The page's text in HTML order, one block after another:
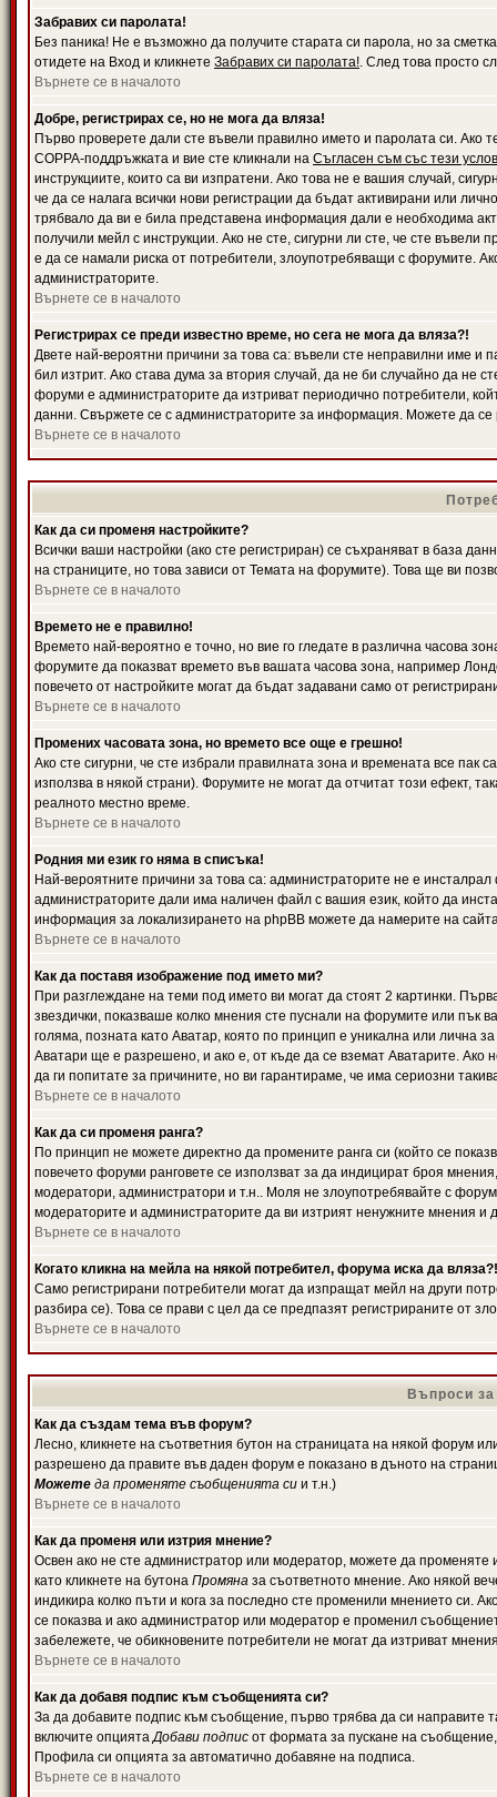
Забравих си паролата!
Без паника! Не е възможно да получите старата си парола, но за
отидете на Вход и кликнете Забравих си паролата!. След това просто
Върнете се в началото
Добре, регистрирах се, но не мога да вляза!
Първо проверете дали сте въвели правилно името и паролата си. Ако
COPPA-поддръжката и вие сте кликнали на Съгласен съм със тези
инструкциите, които са ви изпратени. Ако това не е вашия случай,
че да се налага всички нови регистрации да бъдат активирани или
трябвало да ви е била представена информация дали е необходима
получили мейл с инструкции. Ако не сте, сигурни ли сте, че сте
е да се намали риска от потребители, злоупотребяващи с форумите.
администраторите.
Върнете се в началото
Регистрирах се преди известно време, но сега не мога да вляза?!
Двете най-вероятни причини за това са: въвели сте неправилни име и
бил изтрит. Ако става дума за втория случай, да не би случайно да
форуми е администраторите да изтриват периодично потребители,
данни. Свържете се с администраторите за информация. Можете да се
Върнете се в началото
Как да си променя настройките?
Всички ваши настройки (ако сте регистриран) се съхраняват в база
на страниците, но това зависи от Темата на форумите). Това ще ви
Върнете се в началото
Времето не е правилно!
Времето най-вероятно е точно, но вие го гледате в различна часова
форумите да показват времето във вашата часова зона, например
повечето от настройките могат да бъдат задавани само от
Върнете се в началото
Промених часовата зона, но времето все още е грешно!
Ако сте сигурни, че сте избрали правилната зона и времената все
използва в някой страни). Форумите не могат да отчитат този ефект,
реалното местно време.
Върнете се в началото
Родния ми език го няма в списъка!
Най-вероятните причини за това са: администраторите не е
администраторите дали има наличен файл с вашия език, който да
информация за локализирането на phpBB можете да намерите на
Върнете се в началото
Как да поставя изображение под името ми?
При разглеждане на теми под името ви могат да стоят 2 картинки.
звездички, показваше колко мнения сте пуснали на форумите или пък
голяма, позната като Аватар, която по принцип е уникална или лична
Аватари ще е разрешено, и ако е, от къде да се вземат Аватарите.
да ги попитате за причините, но ви гарантираме, че има сериозни
Върнете се в началото
Как да си променя ранга?
По принцип не можете директно да промените ранга си (който се
повечето форуми ранговете се използват за да индицират броя
модератори, администратори и т.н.. Моля не злоупотребявайте с
модераторите и администраторите да ви изтрият ненужните мнения и
Върнете се в началото
Когато кликна на мейла на някой потребител, форума иска да вляза?!
Само регистрирани потребители могат да изпращат мейл на други
разбира се). Това се прави с цел да се предпазят регистрираните от
Върнете се в началото
Въпроси
Как да създам тема във форум?
Лесно, кликнете на съответния бутон на страницата на някой форум
разрешено да правите във даден форум е показано в дъното на
Можете да променяте съобщенията си и т.н.)
Върнете се в началото
Как да променя или изтрия мнение?
Освен ако не сте администратор или модератор, можете да
като кликнете на бутона Промяна за съответното мнение. Ако някой
индикира колко пъти и кога за последно сте променили мнението си.
се показва и ако администратор или модератор е променил
забележете, че обикновените потребители не могат да изтриват
Върнете се в началото
Как да добавя подпис към съобщенията си?
За да добавите подпис към съобщение, първо трябва да си
включите опциятаДобави подпис от формата за пускане на
Профила си опцията за автоматично добавяне на подписа.
Върнете се в началото